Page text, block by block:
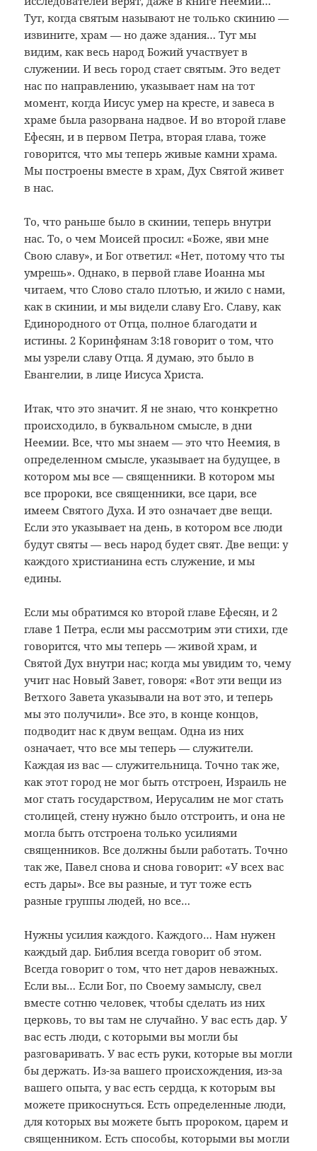
Тут, когда святым называют не только скинию —
извините, храм — но даже здания… Тут мы
видим, как весь народ Божий участвует в
служении. И весь город стает святым. Это ведет
нас по направлению, указывает нам на тот
момент, когда Иисус умер на кресте, и завеса в
храме была разорвана надвое. И во второй главе
Ефесян, и в первом Петра, вторая глава, тоже
говорится, что мы теперь живые камни храма.
Мы построены вместе в храм, Дух Святой живет
в нас.
То, что раньше было в скинии, теперь внутри
нас. То, о чем Моисей просил: «Боже, яви мне
Свою славу», и Бог ответил: «Нет, потому что ты
умрешь». Однако, в первой главе Иоанна мы
читаем, что Слово стало плотью, и жило с нами,
как в скинии, и мы видели славу Его. Славу, как
Единородного от Отца, полное благодати и
истины. 2 Коринфянам 3:18 говорит о том, что
мы узрели славу Отца. Я думаю, это было в
Евангелии, в лице Иисуса Христа.
Итак, что это значит. Я не знаю, что конкретно
происходило, в буквальном смысле, в дни
Неемии. Все, что мы знаем — это что Неемия, в
определенном смысле, указывает на будущее, в
котором мы все — священники. В котором мы
все пророки, все священники, все цари, все
имеем Святого Духа. И это означает две вещи.
Если это указывает на день, в котором все люди
будут святы — весь народ будет свят. Две вещи: у
каждого христианина есть служение, и мы
едины.
Если мы обратимся ко второй главе Ефесян, и 2
главе 1 Петра, если мы рассмотрим эти стихи, где
говорится, что мы теперь — живой храм, и
Святой Дух внутри нас; когда мы увидим то, чему
учит нас Новый Завет, говоря: «Вот эти вещи из
Ветхого Завета указывали на вот это, и теперь
мы это получили». Все это, в конце концов,
подводит нас к двум вещам. Одна из них
означает, что все мы теперь — служители.
Каждая из вас — служительница. Точно так же,
как этот город не мог быть отстроен, Израиль не
мог стать государством, Иерусалим не мог стать
столицей, стену нужно было отстроить, и она не
могла быть отстроена только усилиями
священников. Все должны были работать. Точно
так же, Павел снова и снова говорит: «У всех вас
есть дары». Все вы разные, и тут тоже есть
разные группы людей, но все…
Нужны усилия каждого. Каждого… Нам нужен
каждый дар. Библия всегда говорит об этом.
Всегда говорит о том, что нет даров неважных.
Если вы… Если Бог, по Своему замыслу, свел
вместе сотню человек, чтобы сделать из них
церковь, то вы там не случайно. У вас есть дар. У
вас есть люди, с которыми вы могли бы
разговаривать. У вас есть руки, которые вы могли
бы держать. Из-за вашего происхождения, из-за
вашего опыта, у вас есть сердца, к которым вы
можете прикоснуться. Есть определенные люди,
для которых вы можете быть пророком, царем и
священником. Есть способы, которыми вы могли